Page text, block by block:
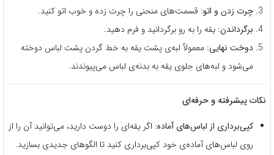
چرت زدن و اتو: قسمت‌های منحنی را چرت زده و خوب اتو کنید.
برگرداندن: یقه را به رو برگردانید و فرم دهید.
دوخت نهایی: معمولاً لبه‌ی پشت یقه به خط گردن پشت لباس دوخته
می‌شود و لبه‌های جلوی یقه به بدنه‌ی لباس می‌پیوندند.
نکات پیشرفته و حرفه‌ای
کپی‌برداری از لباس‌های آماده: اگر یقه‌ای را دوست دارید، می‌توانید آن را از
روی لباس‌های آماده‌ی خود کپی‌برداری کنید تا الگوهای جدیدی بسازید.